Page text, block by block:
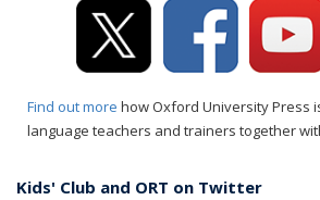
Find out more how Oxford University Press
language teachers and trainers together
Kids' Club and ORT on Twitter